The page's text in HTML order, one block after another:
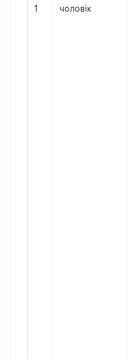
1 чоловік